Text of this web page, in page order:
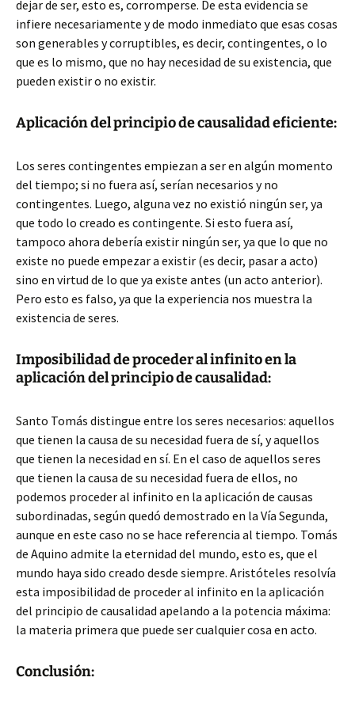
dejar de ser, esto es, corromperse. De esta evidencia se
infiere necesariamente y de modo inmediato que esas cosas
son generables y corruptibles, es decir, contingentes, o lo
que es lo mismo, que no hay necesidad de su existencia, que
pueden existir o no existir.
Aplicación del principio de causalidad eficiente:
Los seres contingentes empiezan a ser en algún momento
del tiempo; si no fuera así, serían necesarios y no
contingentes. Luego, alguna vez no existió ningún ser, ya
que todo lo creado es contingente. Si esto fuera así,
tampoco ahora debería existir ningún ser, ya que lo que no
existe no puede empezar a existir (es decir, pasar a acto)
sino en virtud de lo que ya existe antes (un acto anterior).
Pero esto es falso, ya que la experiencia nos muestra la
existencia de seres.
Imposibilidad de proceder al infinito en la
aplicación del principio de causalidad:
Santo Tomás distingue entre los seres necesarios: aquellos
que tienen la causa de su necesidad fuera de sí, y aquellos
que tienen la necesidad en sí. En el caso de aquellos seres
que tienen la causa de su necesidad fuera de ellos, no
podemos proceder al infinito en la aplicación de causas
subordinadas, según quedó demostrado en la Vía Segunda,
aunque en este caso no se hace referencia al tiempo. Tomás
de Aquino admite la eternidad del mundo, esto es, que el
mundo haya sido creado desde siempre. Aristóteles resolvía
esta imposibilidad de proceder al infinito en la aplicación
del principio de causalidad apelando a la potencia máxima:
la materia primera que puede ser cualquier cosa en acto.
Conclusión: